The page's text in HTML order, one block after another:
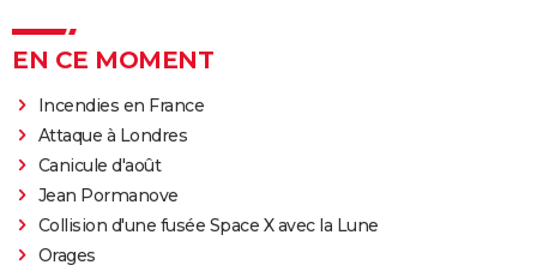
EN CE MOMENT
Incendies en France
Attaque à Londres
Canicule d'août
Jean Pormanove
Collision d'une fusée Space X avec la Lune
Orages